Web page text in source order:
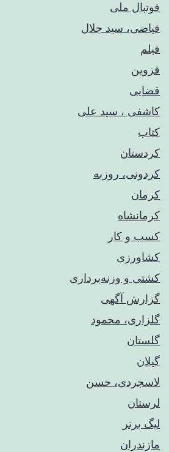
فوتبال ملی
فیاضی، سید جلال
فیلم
قزوین
قضایی
کاشفی ، سید علی
کتاب
کردستان
کردونی، روزبه
کرمان
کرمانشاه
کسب و کار
کشاورزی
کشتی و وزنه‌برداری
گزارش آگهی
گلزاری، محمود
گلستان
گیلان
لاسجردی، حسن
لرستان
لیگ برتر
مازندران